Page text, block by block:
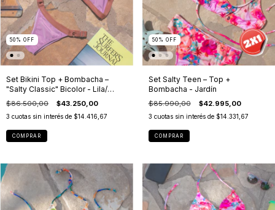
50 % OFF
Set Bikini Top + Bombacha –
"Salty Classic" Bicolor - Lila/
Bronze
$86.500,00 $43.250,00
3 cuotas sin interés de $14.416,67
COMPRAR
50 % OFF
Set Salty Teen – Top +
Bombacha - Jardín
$85.990,00 $42.995,00
3 cuotas sin interés de $14.331,67
COMPRAR